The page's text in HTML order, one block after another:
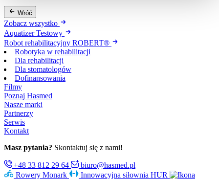
Wróć
Zobacz wszystko
Aquatizer Testowy
Robot rehabilitacyjny ROBERT®
Robotyka w rehabilitacji
Dla rehabilitacji
Dla stomatologów
Dofinansowania
Filmy
Poznaj Hasmed
Nasze marki
Partnerzy
Serwis
Kontakt
Masz pytania? Skontaktuj się z nami!
+48 33 812 29 64
biuro@hasmed.pl
Rowery Monark
Innowacyjna siłownia HUR